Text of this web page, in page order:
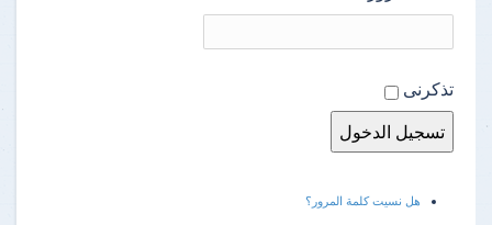
تذكرنى
هل نسيت كلمة المرور؟